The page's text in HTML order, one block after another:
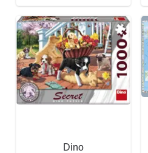
Dino